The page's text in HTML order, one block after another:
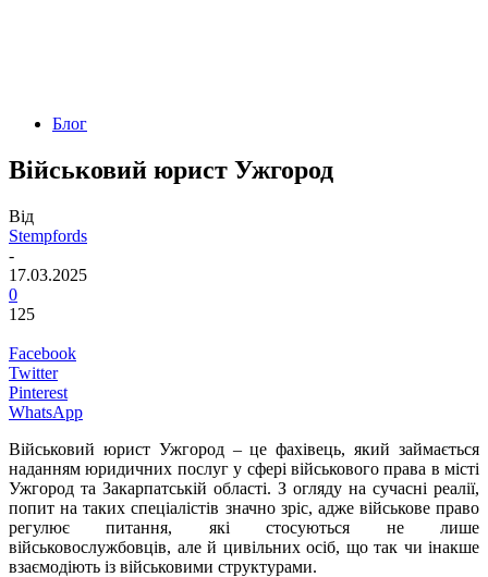
Блог
Військовий юрист Ужгород
Від
Stempfords
-
17.03.2025
0
125
Facebook
Twitter
Pinterest
WhatsApp
Військовий юрист Ужгород – це фахівець, який займається
наданням юридичних послуг у сфері військового права в місті
Ужгород та Закарпатській області. З огляду на сучасні реалії,
попит на таких спеціалістів значно зріс, адже військове право
регулює питання, які стосуються не лише
військовослужбовців, але й цивільних осіб, що так чи інакше
взаємодіють із військовими структурами.